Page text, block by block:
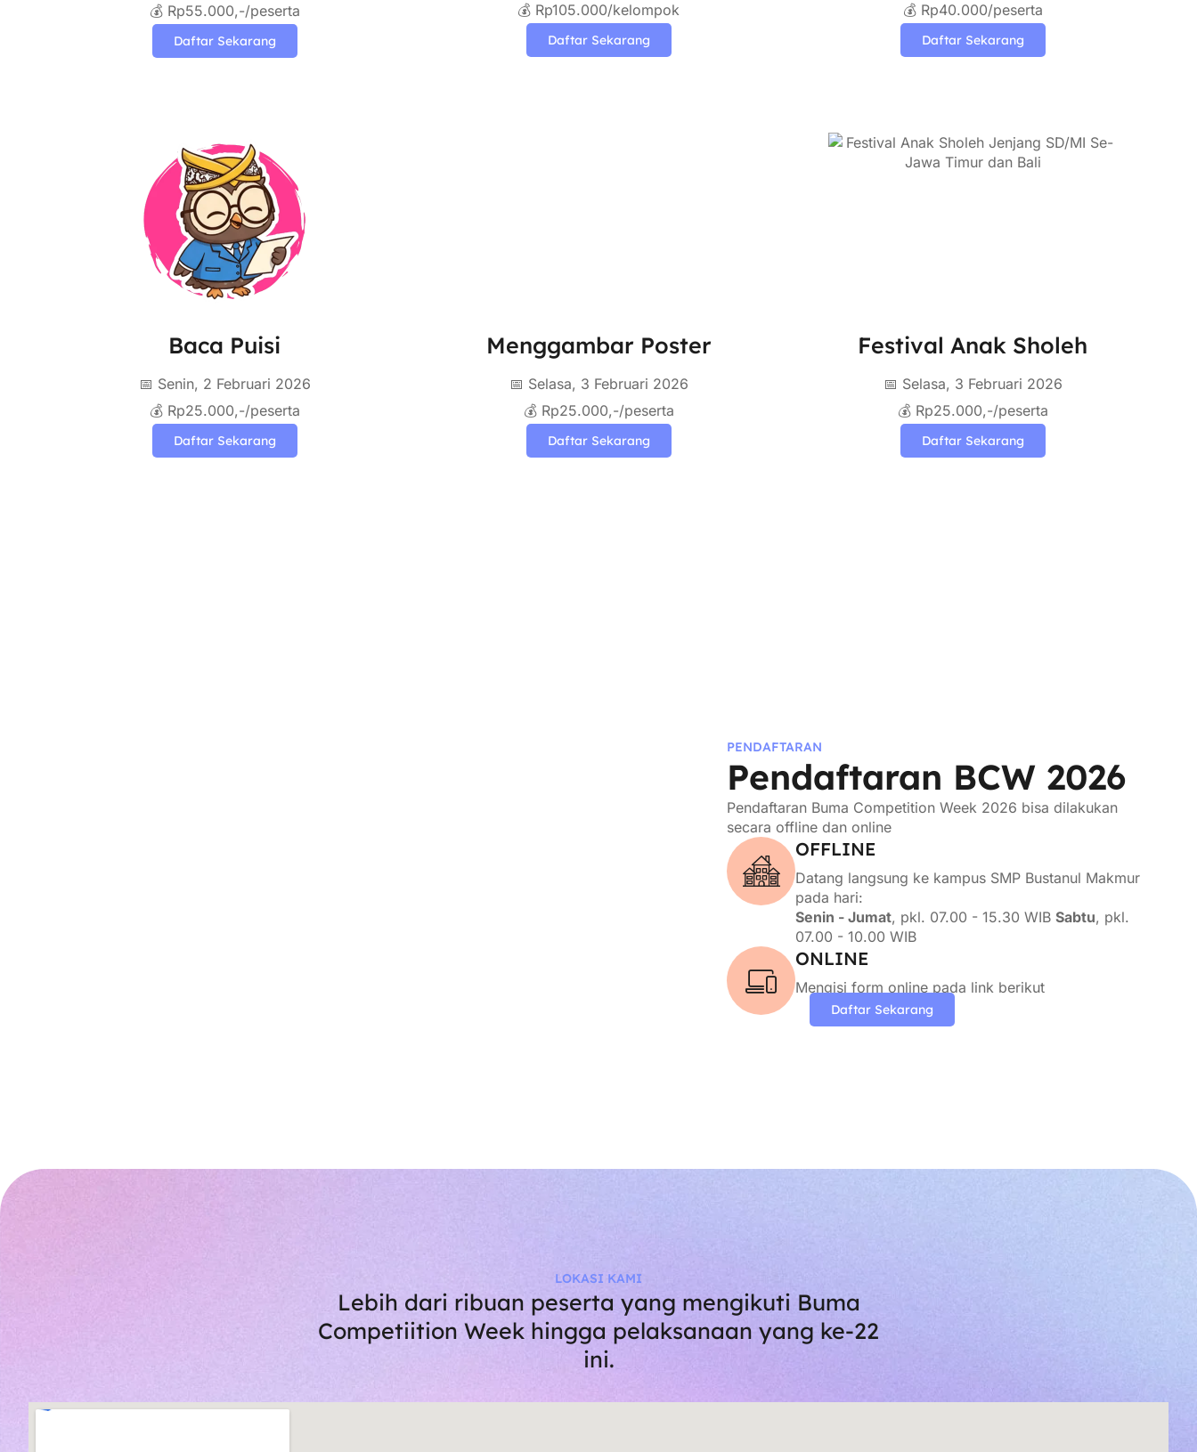
💰 Rp55.000,-/peserta
Daftar Sekarang
💰 Rp105.000/kelompok
Daftar Sekarang
💰 Rp40.000/peserta
Daftar Sekarang
Baca Puisi
📅 Senin, 2 Februari 2026
💰 Rp25.000,-/peserta
Daftar Sekarang
Menggambar Poster
📅 Selasa, 3 Februari 2026
💰 Rp25.000,-/peserta
Daftar Sekarang
Festival Anak Sholeh
📅 Selasa, 3 Februari 2026
💰 Rp25.000,-/peserta
Daftar Sekarang
PENDAFTARAN
Pendaftaran BCW 2026
Pendaftaran Buma Competition Week 2026 bisa dilakukan
secara offline dan online
OFFLINE
Datang langsung ke kampus SMP Bustanul Makmur
pada hari:
Senin - Jumat, pkl. 07.00 - 15.30 WIB Sabtu, pkl.
07.00 - 10.00 WIB
ONLINE
Mengisi form online pada link berikut
Daftar Sekarang
LOKASI KAMI
Lebih dari ribuan peserta yang mengikuti Buma
Competiition Week hingga pelaksanaan yang ke-22
ini.